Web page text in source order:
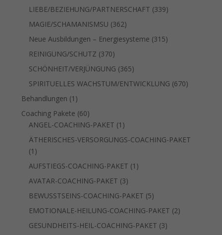
Produkte
LIEBE/BEZIEHUNG/PARTNERSCHAFT 339339
MAGIE/SCHAMANISMSU 362362
Produkte
Neue Ausbildungen – Energiesysteme 315315
REINIGUNG/SCHUTZ 370370
Produkte
SCHÖNHEIT/VERJÜNGUNG 365365
Produkte
SPIRITUELLES WACHSTUM/ENTWICKLUNG 670670
Behandlungen 1 1
Produkt
Coaching Pakete 6060
Produkte
ANGEL-COACHING-PAKET 1 1
Produkt
ÄTHERISCHES-VERSORGUNGS-COACHING-PAKET
1 1
Produkt
AUFSTIEGS-COACHING-PAKET 1 1
AVATAR-COACHING-PAKET 33
Produkte
BEWUSSTSEINS-COACHING-PAKET 55
Produkte
EMOTIONALE-HEILUNG-COACHING-PAKET 22
GESUNDHEITS-HEIL-COACHING-PAKET 33